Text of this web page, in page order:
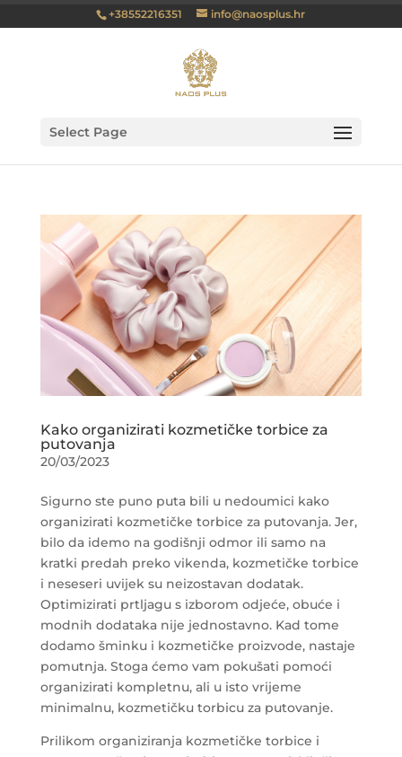
+38552216351 info@naosplus.hr
Select Page
Kako organizirati kozmetičke torbice za
putovanja
20/03/2023
Sigurno ste puno puta bili u nedoumici kako
organizirati kozmetičke torbice za putovanja. Jer,
bilo da idemo na godišnji odmor ili samo na
kratki predah preko vikenda, kozmetičke torbice
i neseseri uvijek su neizostavan dodatak.
Optimizirati prtljagu s izborom odjeće, obuće i
modnih dodataka nije jednostavno. Kad tome
dodamo šminku i kozmetičke proizvode, nastaje
pomutnja. Stoga ćemo vam pokušati pomoći
organizirati kompletnu, ali u isto vrijeme
minimalnu, kozmetičku torbicu za putovanje.
Prilikom organiziranja kozmetičke torbice i